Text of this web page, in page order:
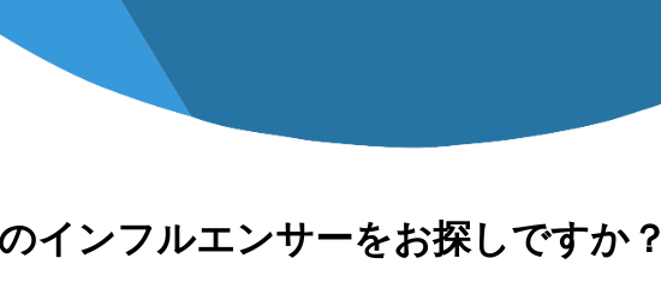
インフルエンサーをお探しですか？